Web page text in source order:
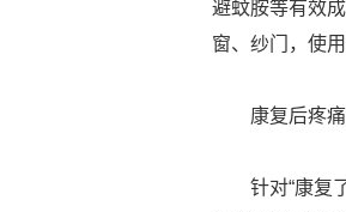
避蚊胺等有效
窗、纱门，使
康复后疼
针对“康复